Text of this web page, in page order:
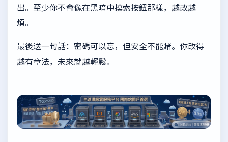
出。至少你不會像在黑暗中摸索按鈕那樣，越改越
煩。
最後送一句話：密碼可以忘，但安全不能賭。你改得
越有章法，未來就越輕鬆。